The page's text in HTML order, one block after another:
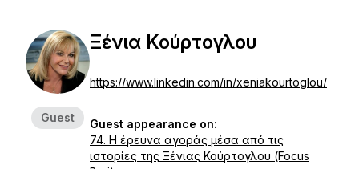
Guest
Ξένια Κούρτογλου
https://www.linkedin.com/in/xeniakourtoglou/
Guest appearance on:
74. Η έρευνα αγοράς μέσα από τις
ιστορίες της Ξένιας Κούρτογλου (Focus